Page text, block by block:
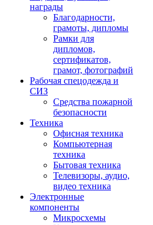
награды
Благодарности,
грамоты, дипломы
Рамки для
дипломов,
сертификатов,
грамот, фотографий
Рабочая спецодежда и
СИЗ
Средства пожарной
безопасности
Техника
Офисная техника
Компьютерная
техника
Бытовая техника
Телевизоры, аудио,
видео техника
Электронные
компоненты
Микросхемы